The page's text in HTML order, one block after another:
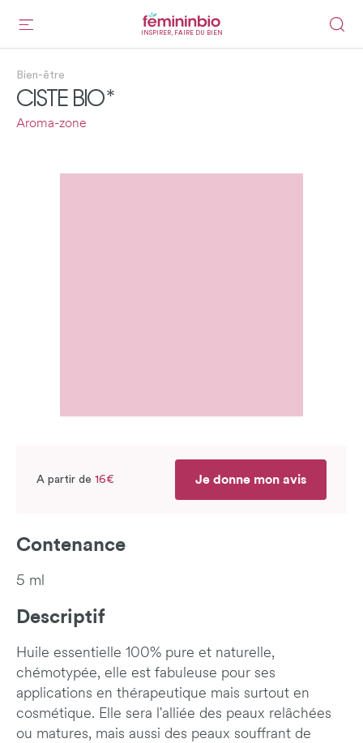
INSPIRER, FAIRE DU BIEN
Bien-être
CISTE BIO*
Aroma-zone
A partir de 16€ Je donne mon avis
Contenance
5 ml
Descriptif
Huile essentielle 100% pure et naturelle,
chémotypée, elle est fabuleuse pour ses
applications en thérapeutique mais surtout en
cosmétique. Elle sera l'alliée des peaux relâchées
ou matures, mais aussi des peaux souffrant de